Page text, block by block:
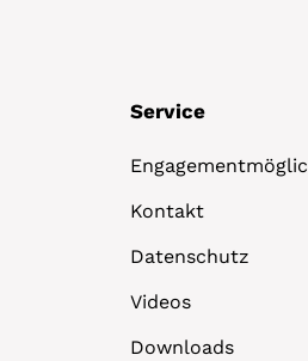
Service
Kontakt
Datenschutz
Videos
Downloads